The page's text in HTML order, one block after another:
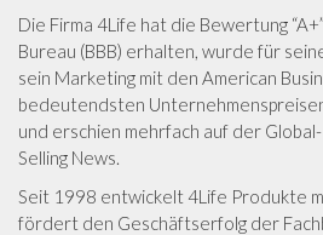
Die Firma 4Life hat die Bewertung
Bureau (BBB) erhalten, wurde für
sein Marketing mit den American
bedeutendsten
und erschien mehrfach auf der
Selling News.
Seit 1998 entwickelt 4Life Produkte
fördert den Geschäftserfolg der